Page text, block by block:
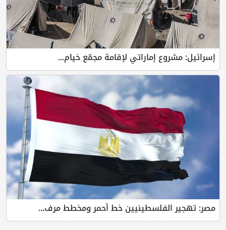
إسرائيل: مشروع إماراتي لإقامة مجمّع خيام...
مصر: تهجير الفلسطينيين خط أحمر ومخطط مرف...